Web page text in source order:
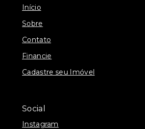
Início
Sobre
Contato
Financie
Cadastre seu Imóvel
Social
Instagram